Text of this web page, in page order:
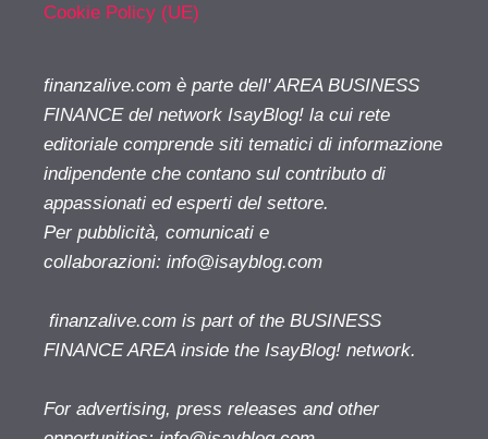
Cookie Policy (UE)
finanzalive.com è parte dell' AREA BUSINESS
FINANCE del network IsayBlog! la cui rete
editoriale comprende siti tematici di informazione
indipendente che contano sul contributo di
appassionati ed esperti del settore.
Per pubblicità, comunicati e
collaborazioni: info@isayblog.com
finanzalive.com is part of the BUSINESS
FINANCE AREA inside the IsayBlog! network.
For advertising, press releases and other